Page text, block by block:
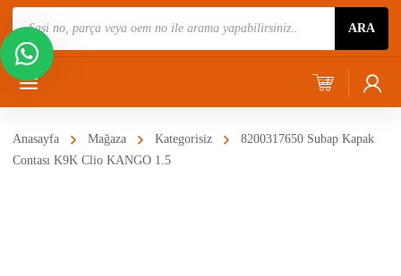
Ara
ARA
Anasayfa Mağaza Kategorisiz
8200317650 Subap Kapak
Contası K9K Clio KANGO 1.5